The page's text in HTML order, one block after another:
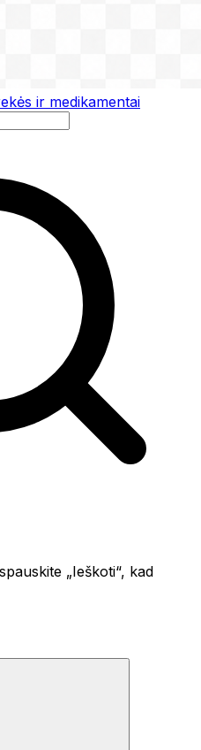
ir medikamentai
„Ieškoti“, kad